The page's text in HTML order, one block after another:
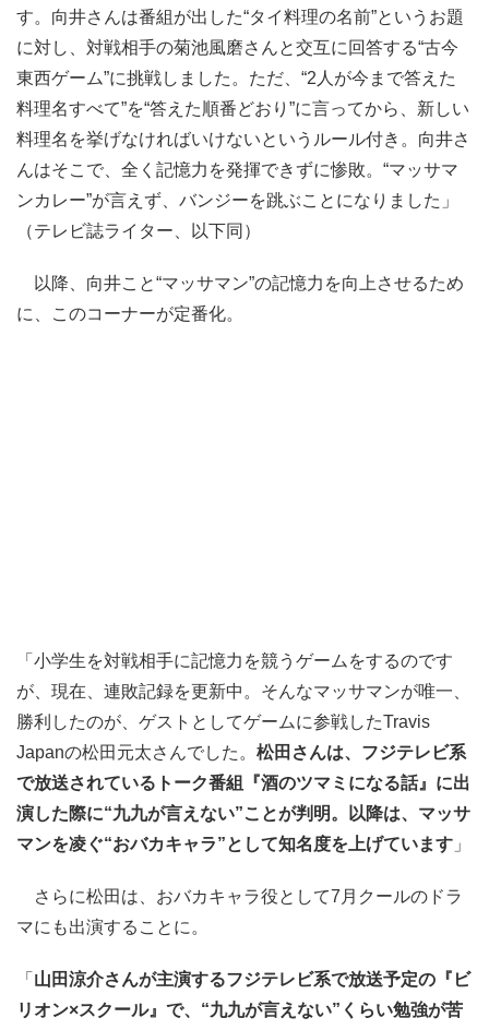
す。向井さんは番組が出した“タイ料理の名前”というお題
に対し、対戦相手の菊池風磨さんと交互に回答する“古今
東西ゲーム”に挑戦しました。ただ、“2人が今まで答えた
料理名すべて”を“答えた順番どおり”に言ってから、新しい
料理名を挙げなければいけないというルール付き。向井さ
んはそこで、全く記憶力を発揮できずに惨敗。“マッサマ
ンカレー”が言えず、バンジーを跳ぶことになりました」
（テレビ誌ライター、以下同）
以降、向井こと“マッサマン”の記憶力を向上させるため
に、このコーナーが定番化。
「小学生を対戦相手に記憶力を競うゲームをするのです
が、現在、連敗記録を更新中。そんなマッサマンが唯一、
勝利したのが、ゲストとしてゲームに参戦したTravis
Japanの松田元太さんでした。 松田さんは、フジテレビ系
で放送されているトーク番組『酒のツマミになる話』に出
演した際に“九九が言えない”ことが判明。以降は、マッサ
マンを凌ぐ“おバカキャラ”として知名度を上げています 」
さらに松田は、おバカキャラ役として7月クールのドラ
マにも出演することに。
「 山田涼介さんが主演するフジテレビ系で放送予定の『ビ
リオン×スクール』で、“九九が言えない”くらい勉強が苦